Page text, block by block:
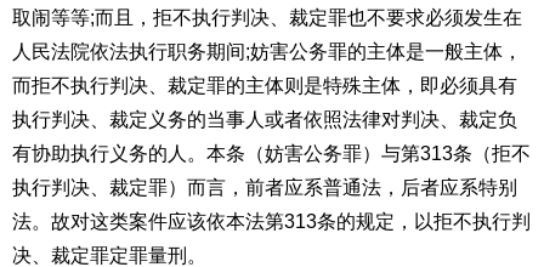
取闹等等;而且，拒不执行判决、裁定罪也不要求必须发生在
人民法院依法执行职务期间;妨害公务罪的主体是一般主体，
而拒不执行判决、裁定罪的主体则是特殊主体，即必须具有
执行判决、裁定义务的当事人或者依照法律对判决、裁定负
有协助执行义务的人。本条（妨害公务罪）与第313条（拒不
执行判决、裁定罪）而言，前者应系普通法，后者应系特别
法。故对这类案件应该依本法第313条的规定，以拒不执行判
决、裁定罪定罪量刑。